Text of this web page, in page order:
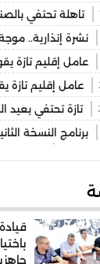
تاهلة تحتفي
المحلية
نشرة إنذارية..
عامل إقليم تازة
موظفين
عامل إقليم تازة
بتغزراتين
تازة تحتفي بعيد
المجالية
برنامج النسخة